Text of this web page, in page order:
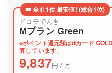
👑 全社1位 最安値! (総合1位)
ドコモでんき
Mプラン Green
※ポイント還元額はdカード
算しています。
9,837円 / 月